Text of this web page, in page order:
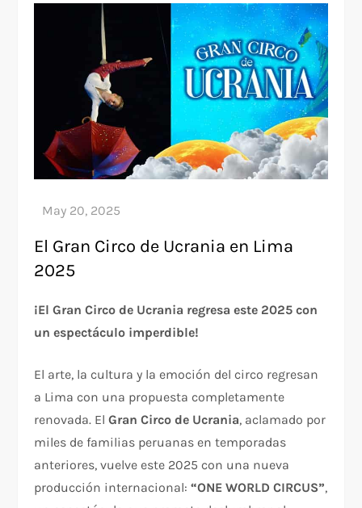
El Gran Circo de Ucrania en Lima
2025
¡El Gran Circo de Ucrania regresa este 2025 con
un espectáculo imperdible!
El arte, la cultura y la emoción del circo regresan
a Lima con una propuesta completamente
renovada. ElGran Circo de Ucrania, aclamado por
miles de familias peruanas en temporadas
anteriores, vuelve este 2025 con una nueva
producción internacional:“ONE WORLD CIRCUS”,